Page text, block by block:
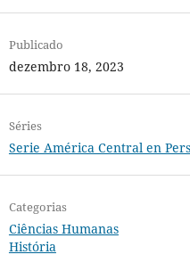
Publicado
dezembro 18, 2023
Séries
Serie América Central en
Categorias
Ciências Humanas
História